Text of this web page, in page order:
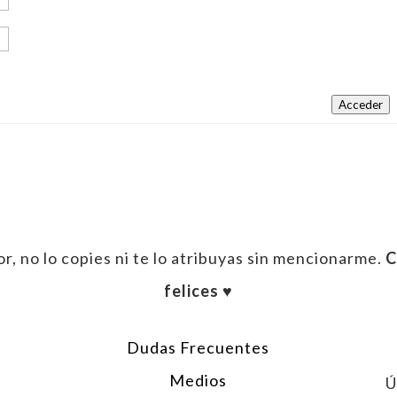
Acceder
no lo copies ni te lo atribuyas sin mencionarme.
felices ♥︎
Dudas Frecuentes
Medios